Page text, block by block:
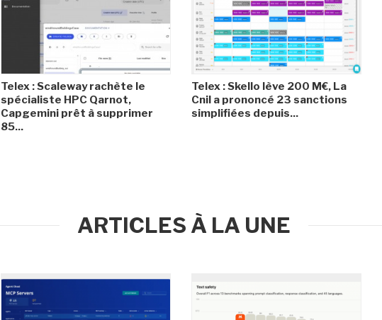
Telex : Scaleway rachète le
spécialiste HPC Qarnot,
Capgemini prêt à supprimer
85...
Telex : Skello lève 200 M€, La
Cnil a prononcé 23 sanctions
simplifiées depuis...
ARTICLES À LA UNE